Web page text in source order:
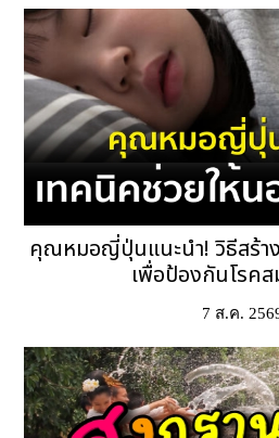
คุณหมอญี่ปุ่นแนะนำ! วิธีสร้า
เพื่อป้องกันโรค
7 ส.ค.